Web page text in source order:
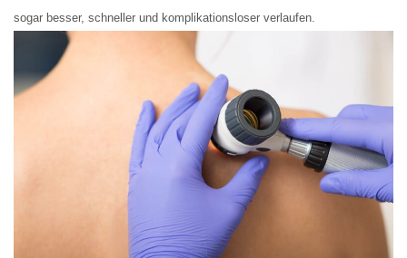
sogar besser, schneller und komplikationsloser verlaufen.